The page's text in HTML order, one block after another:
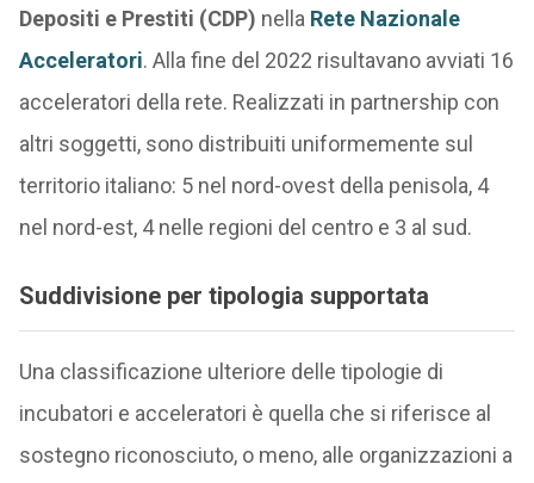
Depositi e Prestiti (CDP) nella Rete Nazionale
Acceleratori. Alla fine del 2022 risultavano avviati 16
acceleratori della rete. Realizzati in partnership con
altri soggetti, sono distribuiti uniformemente sul
territorio italiano: 5 nel nord-ovest della penisola, 4
nel nord-est, 4 nelle regioni del centro e 3 al sud.
Suddivisione per tipologia supportata
Una classificazione ulteriore delle tipologie di
incubatori e acceleratori è quella che si riferisce al
sostegno riconosciuto, o meno, alle organizzazioni a